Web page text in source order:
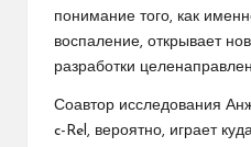
понимание того, как
воспаление, открывает
разработки
Соавтор исследования
c-Rel, вероятно, играет